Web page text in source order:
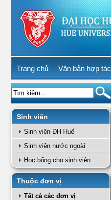
Trang chủ Văn bản hợp tác
Sinh viên
Sinh viên ĐH Huế
Sinh viên nước ngoài
Học bổng cho sinh viên
Thuộc đơn vị
Tất cả các đơn vị